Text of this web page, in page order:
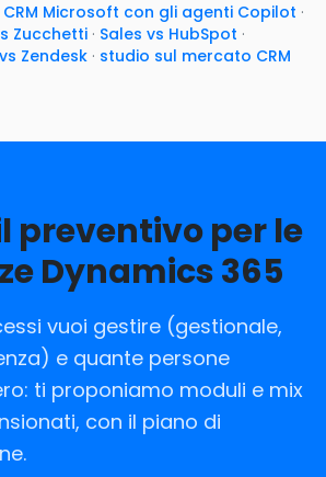
CRM Microsoft con gli agenti Copilot ·
Zucchetti · Sales vs HubSpot ·
Zendesk · studio sul mercato CRM
preventivo per le
Dynamics 365
vuoi gestire (gestionale,
e quante persone
ti proponiamo moduli e mix
con il piano di